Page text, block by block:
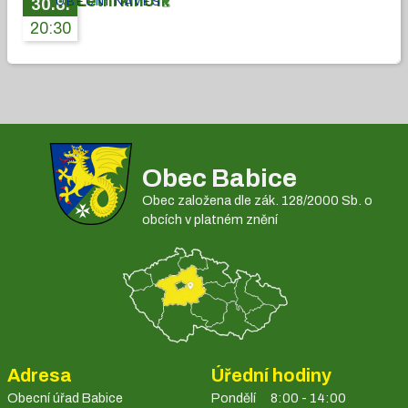
30.8.
20:30
Obec Babice
Obec založena dle zák. 128/2000 Sb. o
obcích v platném znění
Adresa
Obecní úřad Babice
Úřední hodiny
Pondělí 8:00 - 14:00